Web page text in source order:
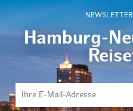
Hamburg-